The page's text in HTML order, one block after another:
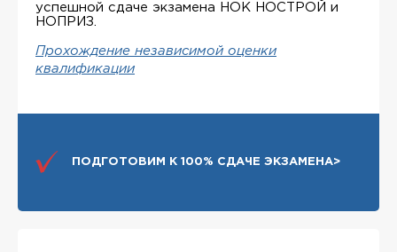
успешной сдаче экзамена НОК НОСТРОЙ и
НОПРИЗ.
Прохождение независимой оценки
квалификации
ПОДГОТОВИМ К 100% СДАЧЕ ЭКЗАМЕНА>